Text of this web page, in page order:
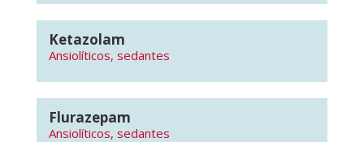
Ketazolam
Ansiolíticos, sedantes
Flurazepam
Ansiolíticos, sedantes